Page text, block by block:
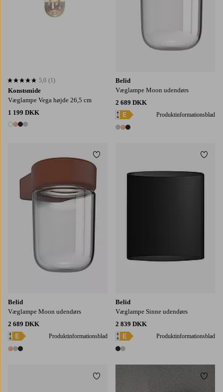
Konstsmide
Væglampe Vega højde 26,5 cm
1 199 DKK
4 farver
5,0 baseret på 1 bedømmelser
5,0 (1)
Belid
Væglampe Moon udendørs
2 689 DKK
Produktinformationsblad
3 farver
Belid
Væglampe Moon udendørs
2 689 DKK
Produktinformationsblad
3 farver
Tilføj til favoritter
Belid
Væglampe Sinne udendørs
2 839 DKK
Produktinformationsblad
2 farver
Tilføj til favoritter